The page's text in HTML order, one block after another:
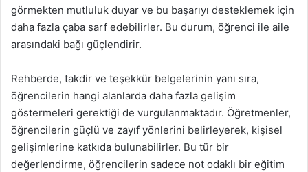
görmekten mutluluk duyar ve bu başarıyı desteklemek için
daha fazla çaba sarf edebilirler. Bu durum, öğrenci ile aile
arasındaki bağı güçlendirir.
Rehberde, takdir ve teşekkür belgelerinin yanı sıra,
öğrencilerin hangi alanlarda daha fazla gelişim
göstermeleri gerektiği de vurgulanmaktadır. Öğretmenler,
öğrencilerin güçlü ve zayıf yönlerini belirleyerek, kişisel
gelişimlerine katkıda bulunabilirler. Bu tür bir
değerlendirme, öğrencilerin sadece not odaklı bir eğitim